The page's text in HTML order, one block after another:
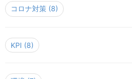
コロナ対策 (8)
KPI (8)